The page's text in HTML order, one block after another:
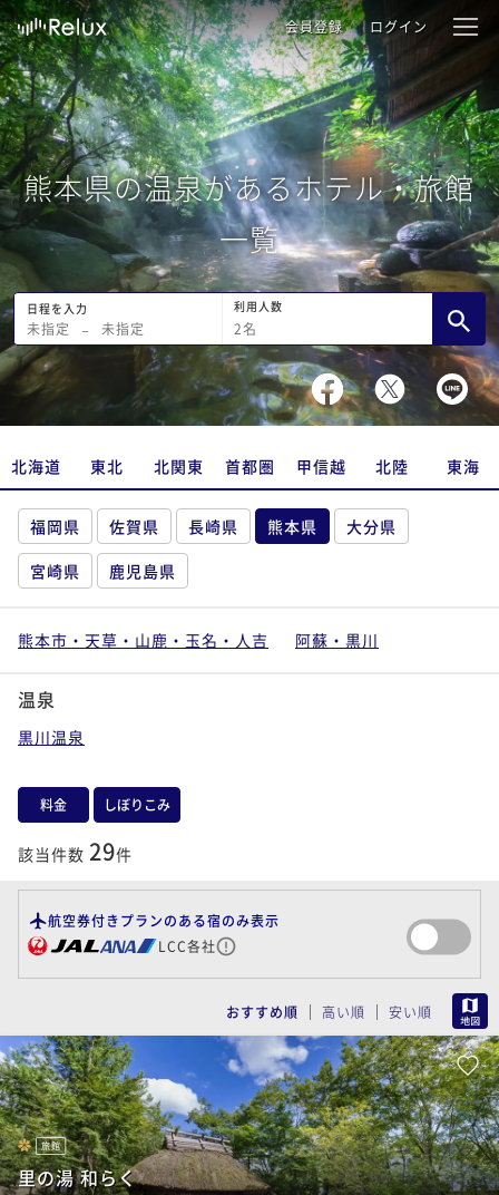
会員登録 ログイン
熊本県の温泉があるホテル・旅館
一覧
日程を入力
未指定 − 未指定
利用人数
2名
北海道 東北 北関東 首都圏 甲信越 北陸 東海
福岡県 佐賀県 長崎県 熊本県
大分県
宮崎県
鹿児島県
熊本市・天草・山鹿・玉名・人吉 阿蘇・黒川
温泉
黒川温泉
料金 しぼりこみ
該当件数 29件
航空券付きプランのある宿のみ表示
LCC各社
おすすめ順 高い順 安い順
旅館
里の湯 和らく